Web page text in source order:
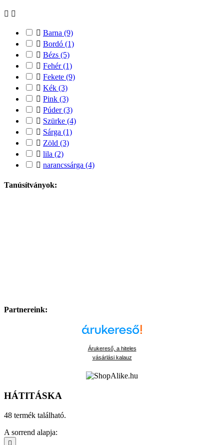
 
 Barna (9)
 Bordó (1)
 Bézs (5)
 Fehér(1)
 Fekete (9)
 Kék (3)
 Pink (3)
 Púder(3)
 Szürke (4)
 Sárga (1)
 Zöld (3)
 lila (2)
 narancssárga (4)
Tanúsítványok:
Partnereink:
Árukereső, a hiteles
vásárlási kalauz
HÁTITÁSKA
48 termék található.
A sorrend alapja:
